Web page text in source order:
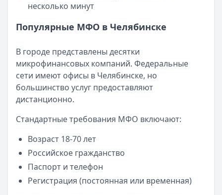
несколько минут
Популярные МФО в Челябинске
В городе представлены десятки
микрофинансовых компаний. Федеральные
сети имеют офисы в Челябинске, но
большинство услуг предоставляют
дистанционно.
Стандартные требования МФО включают:
Возраст 18-70 лет
Российское гражданство
Паспорт и телефон
Регистрация (постоянная или временная)